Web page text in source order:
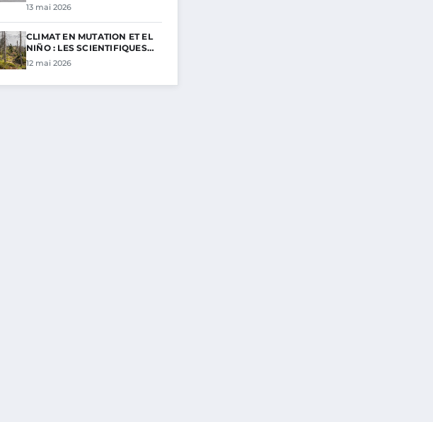
13 mai 2026
CLIMAT EN MUTATION ET EL
NIÑO : LES SCIENTIFIQUES…
12 mai 2026